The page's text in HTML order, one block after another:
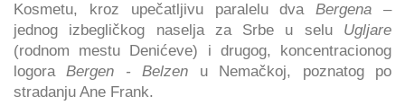
Kosmetu, kroz upečatljivu paralelu dvaBergena –
jednog izbegličkog naselja za Srbe u selu Ugljare
(rodnom mestu Denićeve) i drugog, koncentracionog
logoraBergen - Belzen u Nemačkoj, poznatog po
stradanju Ane Frank.